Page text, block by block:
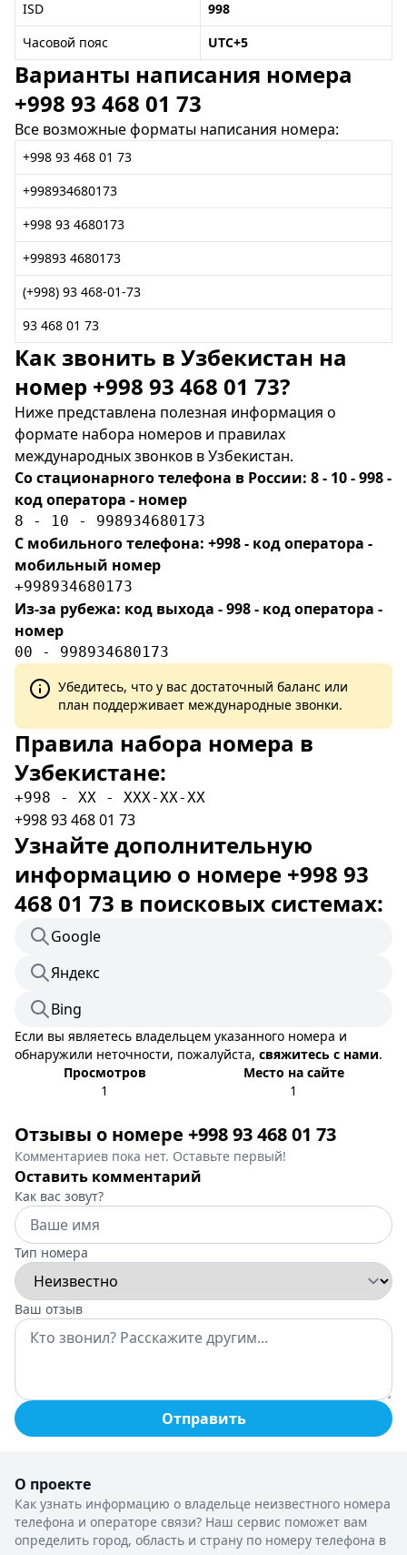
ISD
998
Часовой пояс
UTC+5
Варианты написания номера
+998 93 468 01 73
Все возможные форматы написания номера:
+998 93 468 01 73
+998934680173
+998 93 4680173
+99893 4680173
(+998) 93 468-01-73
93 468 01 73
Как звонить в Узбекистан на
номер +998 93 468 01 73?
Ниже представлена полезная информация о
формате набора номеров и правилах
международных звонков в Узбекистан.
Со стационарного телефона в России: 8 - 10 - 998 -
код оператора - номер
8 - 10 - 998934680173
С мобильного телефона: +998 - код оператора -
мобильный номер
+998934680173
Из-за рубежа: код выхода - 998 - код оператора -
номер
00 - 998934680173
Убедитесь, что у вас достаточный баланс или
план поддерживает международные звонки.
Правила набора номера в
Узбекистане:
+998 - XX - XXX-XX-XX
+998 93 468 01 73
Узнайте дополнительную
информацию о номере +998 93
468 01 73 в поисковых системах:
Google
Яндекс
Bing
Если вы являетесь владельцем указанного номера и
обнаружили неточности, пожалуйста, свяжитесь с нами.
Просмотров
1
Место на сайте
1
Отзывы о номере +998 93 468 01 73
Комментариев пока нет. Оставьте первый!
Оставить комментарий
Как вас зовут?
Тип номера
Ваш отзыв
Отправить
О проекте
Как узнать информацию о владельце неизвестного номера
телефона и операторе связи? Наш сервис поможет вам
определить город, область и страну по номеру телефона в